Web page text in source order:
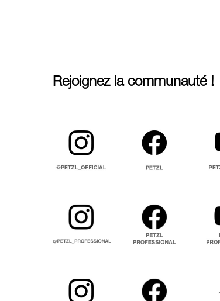
Rejoignez la communauté !